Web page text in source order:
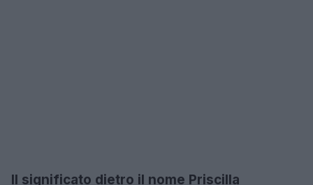
Il significato dietro il nome Priscilla